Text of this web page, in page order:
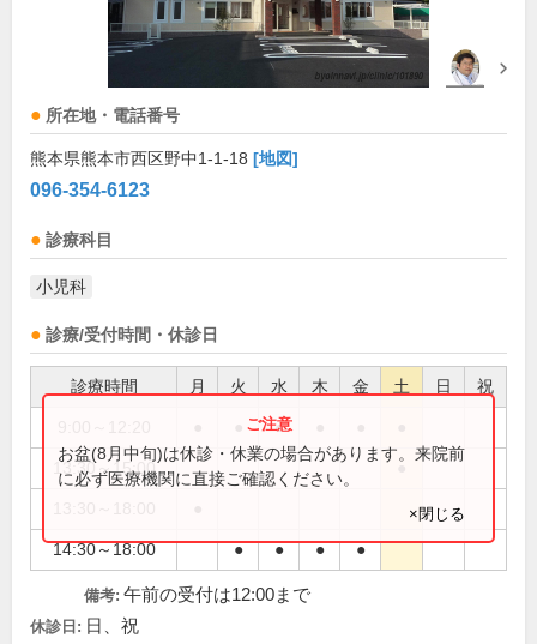
所在地・電話番号
熊本県熊本市西区野中1-1-18 [地図]
096-354-6123
診療科目
小児科
診療/受付時間・休診日
診療時間 月 火 水 木 金 土 日 祝
●
13:30～15:00 ●
14:30～18:00 ● ● ● ●
お盆(8月中旬)は休診・休業の場合があります。来院前
に必ず医療機関に直接ご確認ください。
×閉じる
備考: 午前の受付は12:00まで
休診日: 日、祝